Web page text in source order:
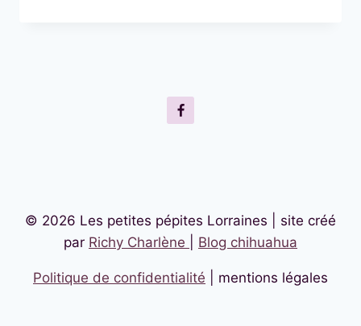
CHIHUAHUA
© 2026 Les petites pépites Lorraines | site créé
par Richy Charlène Blog chihuahua
Politique de confidentialité | mentions légales